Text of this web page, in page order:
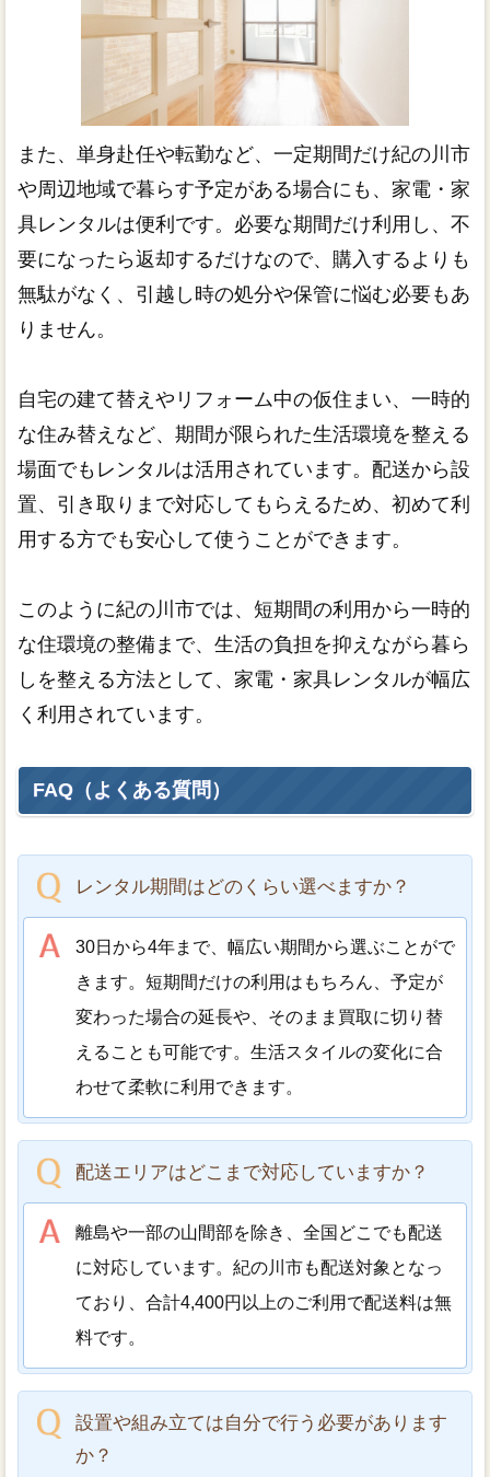
また、単身赴任や転勤など、一定期間だけ紀の川市
や周辺地域で暮らす予定がある場合にも、家電・家
具レンタルは便利です。必要な期間だけ利用し、不
要になったら返却するだけなので、購入するよりも
無駄がなく、引越し時の処分や保管に悩む必要もあ
りません。
自宅の建て替えやリフォーム中の仮住まい、一時的
な住み替えなど、期間が限られた生活環境を整える
場面でもレンタルは活用されています。配送から設
置、引き取りまで対応してもらえるため、初めて利
用する方でも安心して使うことができます。
このように紀の川市では、短期間の利用から一時的
な住環境の整備まで、生活の負担を抑えながら暮ら
しを整える方法として、家電・家具レンタルが幅広
く利用されています。
FAQ（よくある質問）
レンタル期間はどのくらい選べますか？
30日から4年まで、幅広い期間から選ぶことがで
きます。短期間だけの利用はもちろん、予定が
変わった場合の延長や、そのまま買取に切り替
えることも可能です。生活スタイルの変化に合
わせて柔軟に利用できます。
配送エリアはどこまで対応していますか？
離島や一部の山間部を除き、全国どこでも配送
に対応しています。紀の川市も配送対象となっ
ており、合計4,400円以上のご利用で配送料は無
料です。
設置や組み立ては自分で行う必要があります
か？